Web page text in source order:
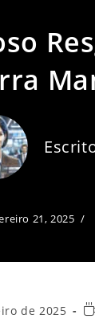
21, 2025
de 2025